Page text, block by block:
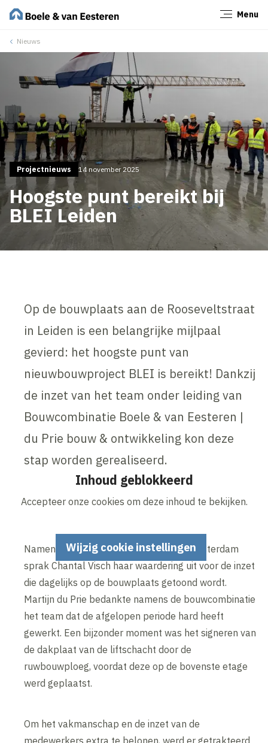
Menu
Nieuws
Projectnieuws 14 november 2025
Hoogste punt bereikt bij
BLEI Leiden
Op de bouwplaats aan de Rooseveltstraat
in Leiden is een belangrijke mijlpaal
gevierd: het hoogste punt van
nieuwbouwproject BLEI is bereikt! Dankzij
de inzet van het team onder leiding van
Bouwcombinatie Boele & van Eesteren |
du Prie bouw & ontwikkeling kon deze
stap worden gerealiseerd.
Inhoud geblokkeerd
Accepteer onze cookies om deze inhoud te bekijken.
Wijzig cookie instellingen
Namens opdrachtgever Immo Selekt Amsterdam
sprak Chantal Visch haar waardering uit voor de inzet
die dagelijks op de bouwplaats getoond wordt.
Martijn du Prie bedankte namens de bouwcombinatie
het team dat de afgelopen periode hard heeft
gewerkt. Een bijzonder moment was het signeren van
de dakplaat van de liftschacht door de
ruwbouwploeg, voordat deze op de bovenste etage
werd geplaatst.
Om het vakmanschap en de inzet van de
Sluiten